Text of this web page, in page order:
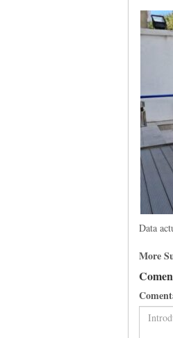
Data
More